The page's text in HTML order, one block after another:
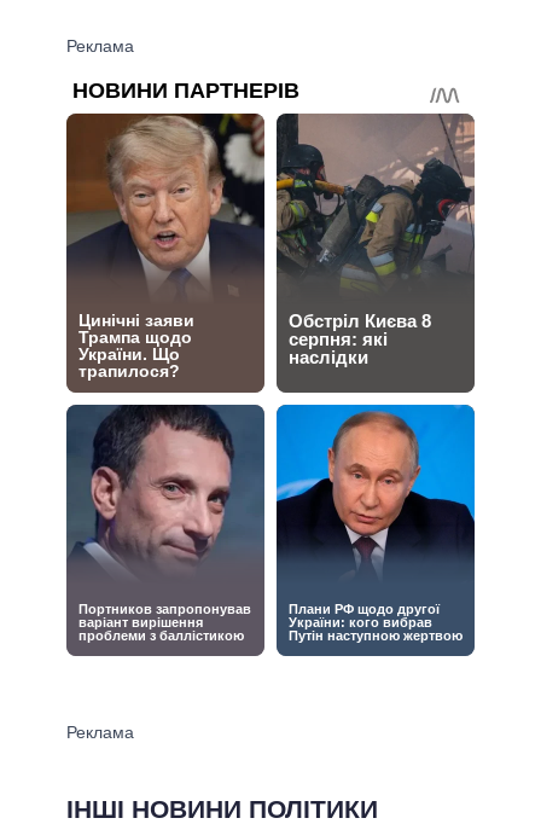
ІНШІ НОВИНИ ПОЛІТИКИ